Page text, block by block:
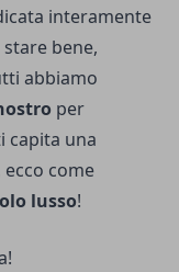
interamente
bene,
abbiamo
per
capita una
come
lusso!